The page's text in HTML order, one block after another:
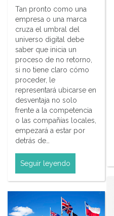
Tan pronto como una
empresa o una marca
cruza el umbral del
universo digital debe
saber que inicia un
proceso de no retorno,
si no tiene claro cómo
proceder, le
representará ubicarse en
desventaja no solo
frente a la competencia
o las compañías locales,
empezará a estar por
detrás de…
Seguir leyendo